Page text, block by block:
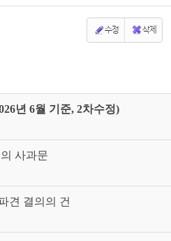
수정 삭제
년 6월 기준, 2차수정)
사과문
견 결의의 건